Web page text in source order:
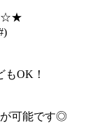
もOK！
が可能です◎